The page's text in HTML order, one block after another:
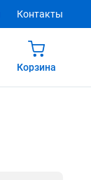
Контакты
Корзина